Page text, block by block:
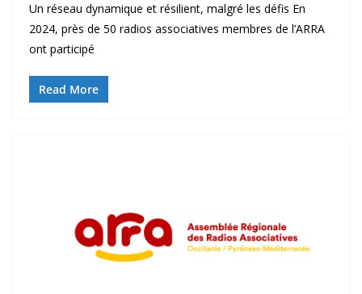
Un réseau dynamique et résilient, malgré les défis En
2024, près de 50 radios associatives membres de l’ARRA
ont participé
Read More